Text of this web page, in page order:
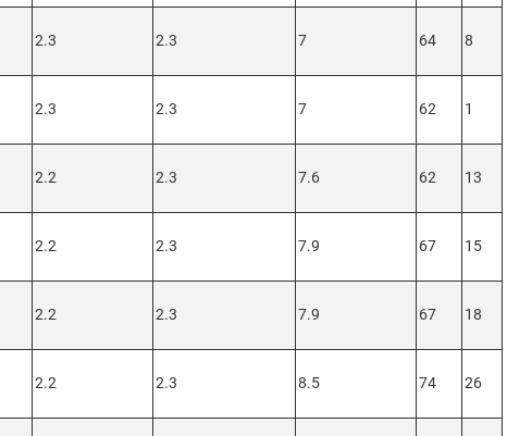
2.3 2.3 7 64 8
2.3 2.3 7 62 1
2.2 2.3 7.6 62 13
2.2 2.3 7.9 67 15
2.2 2.3 7.9 67 18
2.2 2.3 8.5 74 26